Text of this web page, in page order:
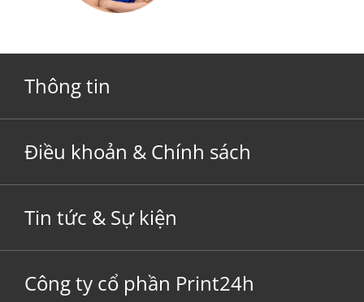
Thông tin
Điều khoản & Chính sách
Tin tức & Sự kiện
Công ty cổ phần Print24h